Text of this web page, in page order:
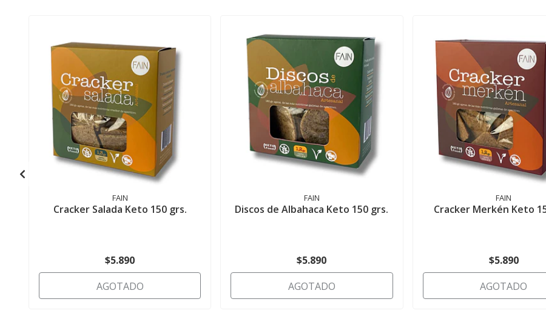
FAIN
Cracker Salada Keto 150 grs.
$5.890
AGOTADO
FAIN
Discos de Albahaca Keto 150 grs.
$5.890
AGOTADO
FAIN
Cracker Merkén Keto
$5.890
AGOTADO